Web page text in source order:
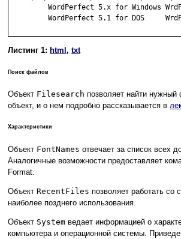
WordPerfect 5.x for Windows
WordPerfect 5.1 for DOS
Листинг 1: html , txt
Поиск файлов
Объект Filesearch позволяет найти
объект, и о нем подробно рассказывается в
Характеристики
Объект FontNames отвечает за список всех
Аналогичные возможности предоставляет
Format.
Объект RecentFiles позволяет работать со
наиболее позднего использования.
Объект System ведает информацией о
компьютера и операционной системы.